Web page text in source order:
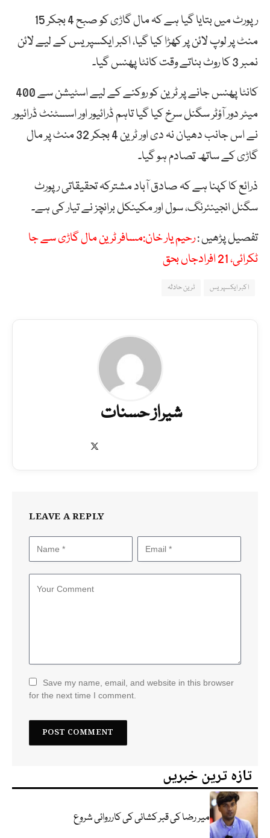
رپورٹ میں بتایا گیا ہے کہ مال گاڑی کو صبح 4 بجکر 15
منٹ پر لوپ لائن پر کھڑا کیا گیا، اکبر ایکسپریس کے لیے لائن
نمبر 3 کا روٹ بناتے وقت کانٹا پھنس گیا۔
کانٹا پھنس جانے پر ٹرین کو روکنے کے لیے اسٹیشن سے 400
میٹر دور آؤٹر سگنل سرخ کیا گیا تاہم ڈرائیور اور اسسٹنٹ ڈرائیور
نے اس جانب دھیان نہ دی اور ٹرین 4 بجکر 32 منٹ پر مال
گاڑی کے ساتھ تصادم ہو گیا۔
ذرائع کا کہنا ہے کہ صادق آباد مشترکہ تحقیقاتی رپورٹ
سگنل انجینئرنگ، سول اور مکینکل برانچز نے تیار کی ہے۔
تفصیل پڑھیں :رحیم یار خان:مسافر ٹرین مال گاڑی سے جا
ٹکرائی، 21 افرادجاں بحق
اکبر ایکسپریس ٹرین حادثہ
شیراز حسنات
LEAVE A REPLY
Save my name, email, and website in this browser
for the next time I comment.
تازہ ترین خبریں
میر رضا کی قبر کشائی کی کارروائی شروع